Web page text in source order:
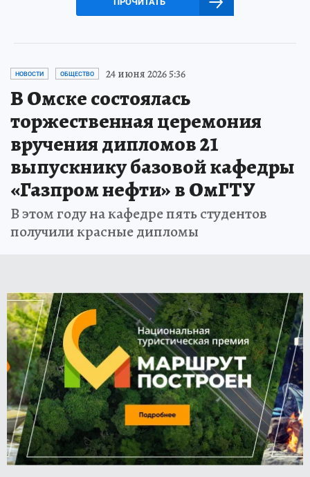
НОВОСТИ ОБЩЕСТВО 24 июня 2026 5:36
В Омске состоялась
торжественная церемония
вручения дипломов 21
выпускнику базовой кафедры
«Газпром нефти» в ОмГТУ
В этом году на кафедре пять студентов
получили красные дипломы